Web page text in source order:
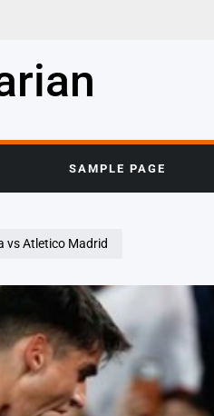
SAMPLE PAGE
vs Atletico Madrid